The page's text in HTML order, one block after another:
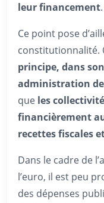
leur financement.
Ce point pose
constitutionnalité.
principe, dans son
administration
que les
financièrement
recettes fiscales
Dans le cadre de
l’euro, il est peu
des dépenses